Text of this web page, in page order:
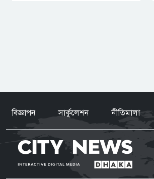
বিজ্ঞাপন সার্কুলেশন নীতিমালা